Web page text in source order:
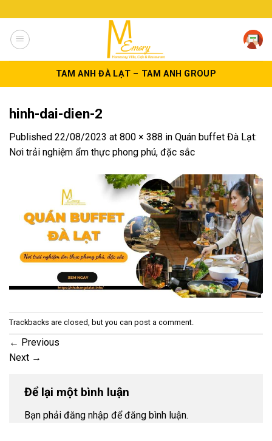
to
content
TAM ANH ĐÀ LẠT – TAM ANH GROUP
hinh-dai-dien-2
Published 22/08/2023 at 800 × 388 in Quán buffet Đà Lạt:
Nơi trải nghiệm ẩm thực phong phú, đặc sắc
Trackbacks are closed, but you can post a comment.
← Previous
Next →
Để lại một bình luận
Bạn phải đăng nhập để đăng bình luận.